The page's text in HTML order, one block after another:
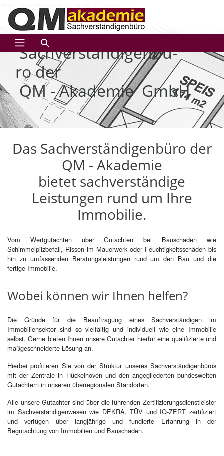
Zum Inhalt springen
Sach­ver­stän­di­gen­bü­
ro der
QM - Aka­de­mie GmbH
Das Sachverständigenbüro der
QM - Akademie
bietet sachverständige
Leistungen rund um Ihre
Immobilie.
Vom Wertgutachten über Gutachten bei Bauschäden wie
Schimmelpilzbefall, Rissen im Mauerwerk oder Feuchtigkeitsschäden bis
hin zu umfassenden Beratungsleistungen rund um den Bau und die
fertige Immobilie.
Wobei kön­nen wir Ihnen hel­fen?
Die Gründe für die Beauftragung eines Sachverständigen im
Immobiliensektor sind so vielfältig und individuell wie eine Immobilie
selbst. Gerne bieten Ihnen unsere Gutachter hierfür eine qualifizierte und
maßgeschneiderte Lösung an.
Hierbei profitieren Sie von der Struktur unseres Sachverständigenbüros
mit der Zentrale in Hückelhoven und den angegliederten bundesweiten
Gutachtern in unseren überregionalen Standorten.
Alle unsere Gutachter sind über die führenden Zertifizierungsdienstleister
im Sachverständigenwesen wie DEKRA, TÜV und IQ-ZERT zertifiziert
und verfügen über langjährige und fundierte Erfahrung in der
Begutachtung von Immobilien und Bauschäden.